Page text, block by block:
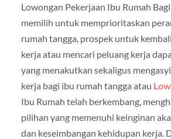
Lowongan Pekerjaan Ibu Rumah
memilih untuk memprioritaskan
rumah tangga, prospek untuk
kerja atau mencari peluang kerja
yang menakutkan sekaligus
kerja bagi ibu rumah tangga atau
Ibu Rumah telah berkembang,
pilihan yang memenuhi keinginan
dan keseimbangan kehidupan kerja.